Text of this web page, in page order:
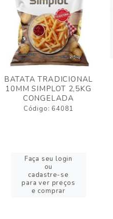
BATATA TRADICIONAL
10MM SIMPLOT 2,5KG
CONGELADA
Código: 64081
Faça seu login
ou
cadastre-se
para ver preços
e comprar